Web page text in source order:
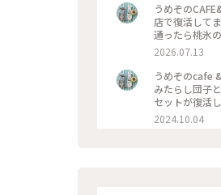
うめぞの
店で復活して
通ったら桃氷
になって🫚 合
と そしてこし
一杯だったよ
（先注文のレ
た😊 ＊ ギャラリー
2026.07.13
うめぞのcafe
みたらし団子
セットが復活
団子な合間に
子はやっぱり
2024.10.04